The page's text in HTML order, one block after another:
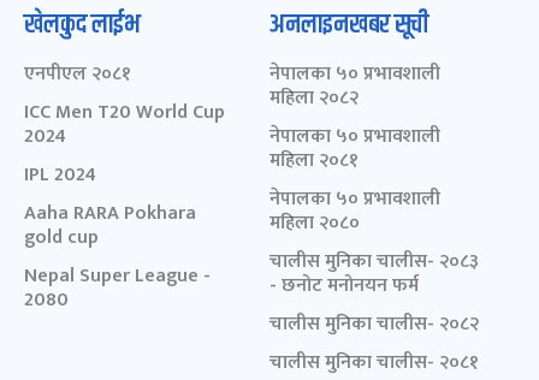
खेलकुद लाईभ
एनपीएल २०८१
ICC Men T20 World Cup
2024
IPL 2024
Aaha RARA Pokhara
gold cup
Nepal Super League -
2080
अनलाइनखबर सूची
नेपालका ५० प्रभावशाली
महिला २०८२
नेपालका ५० प्रभावशाली
महिला २०८१
नेपालका ५० प्रभावशाली
महिला २०८०
चालीस मुनिका चालीस- २०८३
- छनोट मनोनयन फर्म
चालीस मुनिका चालीस- २०८२
चालीस मुनिका चालीस- २०८१